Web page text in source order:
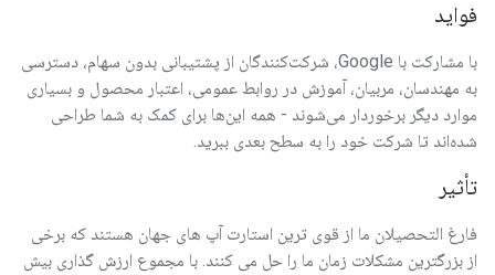
فواید
با مشارکت با Google، شرکت‌کنندگان از پشتیبانی بدون سهام، دسترسی
به مهندسان، مربیان، آموزش در روابط عمومی، اعتبار محصول و بسیاری
موارد دیگر برخوردار می‌شوند - همه این‌ها برای کمک به شما طراحی
شده‌اند تا شرکت خود را به سطح بعدی ببرید.
تأثیر
فارغ التحصیلان ما از قوی ترین استارت آپ های جهان هستند که برخی
از بزرگترین مشکلات زمان ما را حل می کنند. با مجموع ارزش گذاری بیش